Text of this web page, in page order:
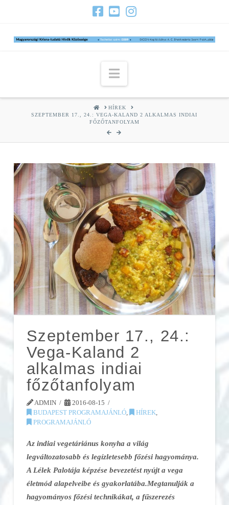
Navigation
HOMEHÍREK
SZEPTEMBER 17., 24.: VEGA-KALAND 2 ALKALMAS INDIAI
FŐZŐTANFOLYAM
Szeptember 17., 24.:
Vega-Kaland 2
alkalmas indiai
főzőtanfolyam
ADMIN
2016-08-15
BUDAPEST PROGRAMAJÁNLÓ, HÍREK,
PROGRAMAJÁNLÓ
Az indiai vegetáriánus konyha a világ
legváltozatosabb és legízletesebb főzési hagyománya.
A Lélek Palotája képzése bevezetést nyújt a vega
életmód alapelveibe és gyakorlatába.Megtanulják a
hagyományos főzési technikákat, a fűszerezés